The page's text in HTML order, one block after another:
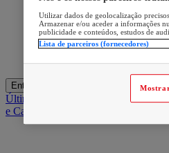
Entrar
Últimas iGaming
e Cabelo
Utilizar dados de geolocalização
Armazenar e/ou aceder a informações
publicidade e conteúdos, estudos de
Lista de parceiros (fornecedores)